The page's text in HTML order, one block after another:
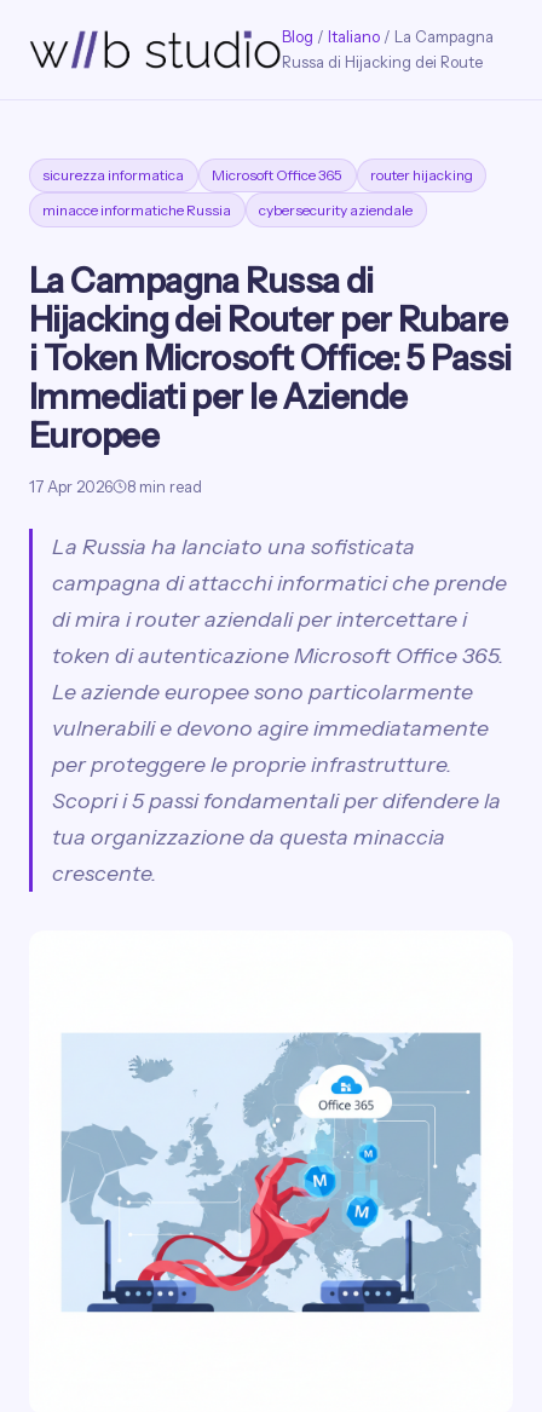
Blog / Italiano/ La Campagna
Russa di Hijacking dei Route
sicurezza informatica Microsoft Office 365
router hijacking
minacce informatiche Russia
cybersecurity aziendale
La Campagna Russa di
Hijacking dei Router per Rubare
i Token Microsoft Office: 5 Passi
Immediati per le Aziende
Europee
17 Apr 2026 8 min read
La Russia ha lanciato una sofisticata
campagna di attacchi informatici che prende
di mira i router aziendali per intercettare i
token di autenticazione Microsoft Office 365.
Le aziende europee sono particolarmente
vulnerabili e devono agire immediatamente
per proteggere le proprie infrastrutture.
Scopri i 5 passi fondamentali per difendere la
tua organizzazione da questa minaccia
crescente.